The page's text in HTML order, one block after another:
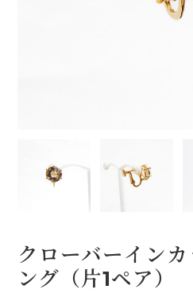
NEWS
FAQ
クローバーイン
ング（片1ペア）